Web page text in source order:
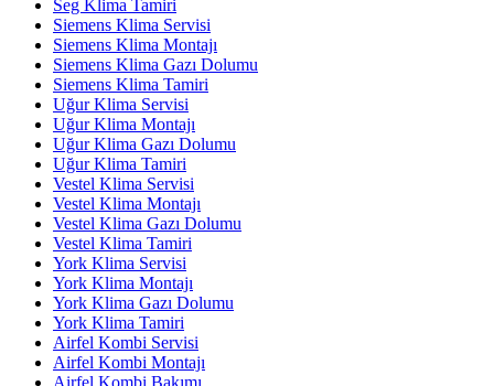
Seg Klima Tamiri
Siemens Klima Servisi
Siemens Klima Montajı
Siemens Klima Gazı Dolumu
Siemens Klima Tamiri
Uğur Klima Servisi
Uğur Klima Montajı
Uğur Klima Gazı Dolumu
Uğur Klima Tamiri
Vestel Klima Servisi
Vestel Klima Montajı
Vestel Klima Gazı Dolumu
Vestel Klima Tamiri
York Klima Servisi
York Klima Montajı
York Klima Gazı Dolumu
York Klima Tamiri
Airfel Kombi Servisi
Airfel Kombi Montajı